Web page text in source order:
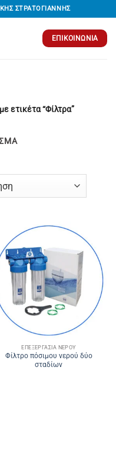
ΣΤΡΑΤΟΓΙΑΝΝΗΣ
ΕΠΙΚΟΙΝΩΝΊΑ
ετικέτα “Φίλτρα”
ΕΠΕΞΕΡΓΑΣΊΑ ΝΕΡΟΎ
Φίλτρο πόσιμου νερού δύο
σταδίων